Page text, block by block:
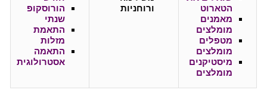
הטארוט
מאמנים
מומלצים
מטפלים
מומלצים
מיסטיקנים
מומלצים
ורוחניות
הורוסקופ
שנתי
התאמת
מזלות
התאמה
אסטרולוגית